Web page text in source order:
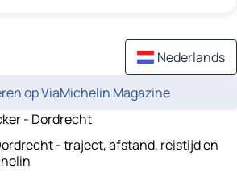
Nederlands
op ViaMichelin Magazine
- Dordrecht
- traject, afstand, reistijd en